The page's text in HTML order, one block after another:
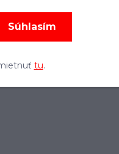
Súhlasím
tu.